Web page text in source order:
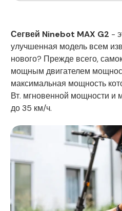
Сегвей Ninebot MAX G2 -
улучшенная модель всем
нового? Прежде всего,
мощным двигателем
максимальная мощность
Вт. мгновенной мощности и
до 35 км/ч.